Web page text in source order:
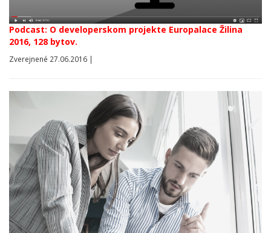
Podcast: O developerskom projekte Europalace Žilina
2016, 128 bytov.
Zverejnené 27.06.2016 |